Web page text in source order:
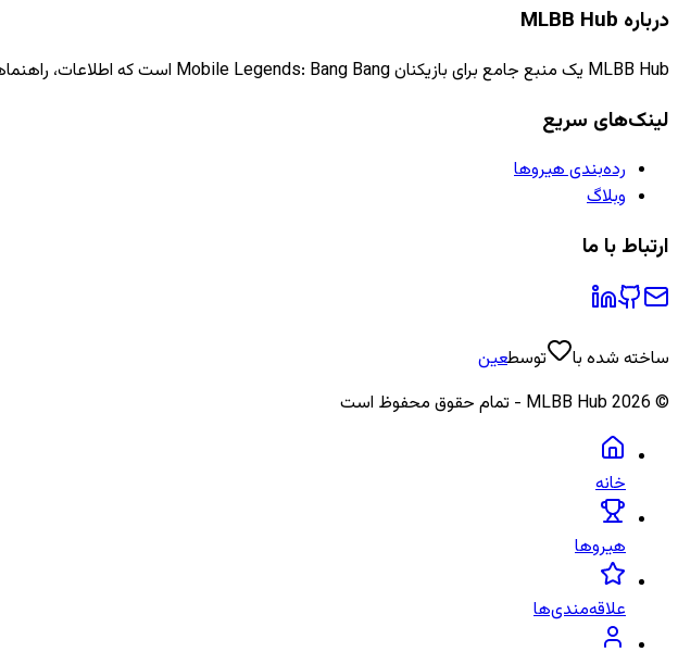
درباره MLBB Hub
MLBB Hub یک منبع جامع برای بازیکنان Mobile Legends: Bang Bang است که اطلاعات، راهنماها و اخبار به‌روز را ارائه می‌دهد.
لینک‌های سریع
رده‌بندی هیروها
وبلاگ
ارتباط با ما
ساخته شده با توسطعین
©
2026
خانه
هیروها
علاقه‌مندی‌ها